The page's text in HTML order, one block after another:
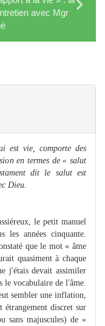
avec Mgr
est vie, comporte des
en termes de « salut
dit le salut est
Dieu.
le petit manuel
les années cinquante.
que le mot « âme
quasiment à chaque
j'étais devait assimiler
le vocabulaire de l'âme.
sembler une inflation,
étrangement discret sur
sans majuscules) de «